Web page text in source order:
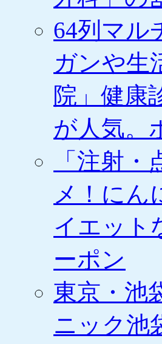
64列マル
ガンや生
院」健康
が人気。
「注射
メ！にん
イエット
ーポン
東京・池
ニック池